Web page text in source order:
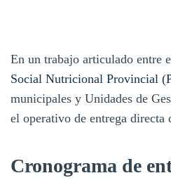
En un trabajo articulado entre
Social Nutricional Provincial
municipales y Unidades de
el operativo de entrega directa
Cronograma de